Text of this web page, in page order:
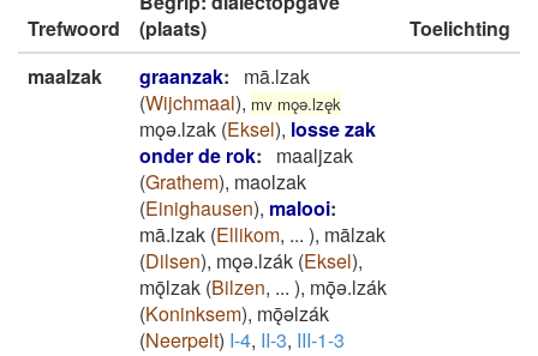
Trefwoord
(plaats)
Toelichting
maalzak
graanzak:
mā.lzak
(Wijchmaal), mv mǫǝ.lzęk
mǫǝ.lzak (Eksel), losse zak
onder de rok:
maaljzak
(Grathem), maolzak
(Einighausen), malooi:
mā.lzak (Ellikom, ... ), mālzak
(Dilsen), mǫǝ.lzák (Eksel),
mǭlzak (Bilzen, ... ), mǭǝ.lzák
(Koninksem), mǭǝlzák
(Neerpelt) I-4, II-3, III-1-3